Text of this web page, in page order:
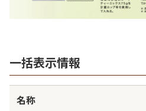
一括表示情報
名称